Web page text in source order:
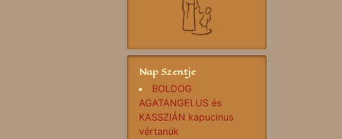
Nap Szentje
BOLDOG
AGATANGELUS és
KASSZIÁN kapucinus
vértanúk